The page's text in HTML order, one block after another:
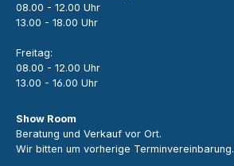
08.00 - 12.00 Uhr
13.00 - 18.00 Uhr
Freitag:
08.00 - 12.00 Uhr
13.00 - 16.00 Uhr
Show Room
Beratung und Verkauf vor Ort.
Wir bitten um vorherige Terminvereinbarung.